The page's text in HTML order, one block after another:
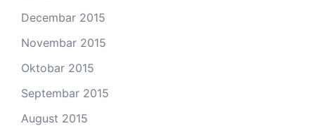
Decembar 2015
Novembar 2015
Oktobar 2015
Septembar 2015
August 2015